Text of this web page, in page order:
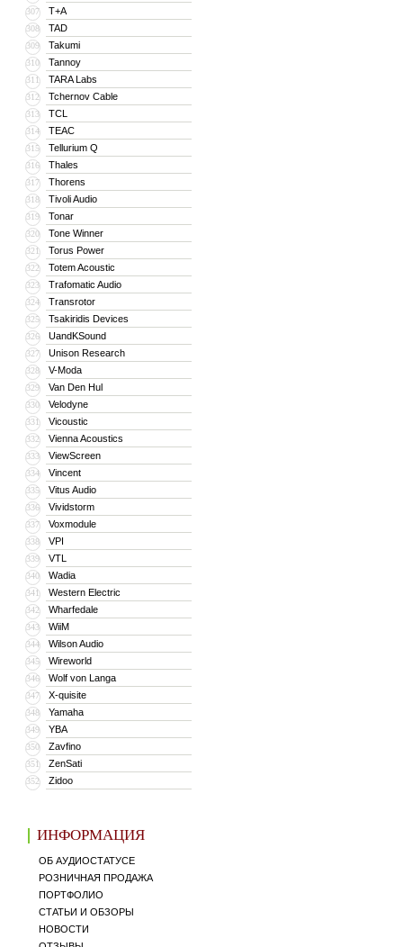
307 T+A
308 TAD
309 Takumi
310 Tannoy
311 TARA Labs
312 Tchernov Cable
313 TCL
314 TEAC
315 Tellurium Q
316 Thales
317 Thorens
318 Tivoli Audio
319 Tonar
320 Tone Winner
321 Torus Power
322 Totem Acoustic
323 Trafomatic Audio
324 Transrotor
325 Tsakiridis Devices
326 UandKSound
327 Unison Research
328 V-Moda
329 Van Den Hul
330 Velodyne
331 Vicoustic
332 Vienna Acoustics
333 ViewScreen
334 Vincent
335 Vitus Audio
336 Vividstorm
337 Voxmodule
338 VPI
339 VTL
340 Wadia
341 Western Electric
342 Wharfedale
343 WiiM
344 Wilson Audio
345 Wireworld
346 Wolf von Langa
347 X-quisite
348 Yamaha
349 YBA
350 Zavfino
351 ZenSati
352 Zidoo
ИНФОРМАЦИЯ
ОБ АУДИОСТАТУСЕ
РОЗНИЧНАЯ ПРОДАЖА
ПОРТФОЛИО
СТАТЬИ И ОБЗОРЫ
НОВОСТИ